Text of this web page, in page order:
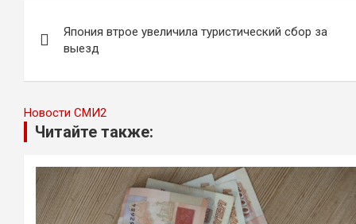
по
записям
Япония втрое увеличила туристический сбор за
выезд
Новости СМИ2
Читайте также: